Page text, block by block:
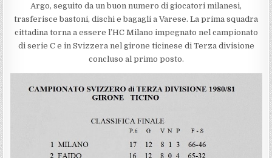
Argo, seguito da un buon numero di giocatori milanesi,
trasferisce bastoni, dischi e bagagli a Varese. La prima squadra
cittadina torna a essere l’HC Milano impegnato nel campionato
di serie C e in Svizzera nel girone ticinese di Terza divisione
concluso al primo posto.